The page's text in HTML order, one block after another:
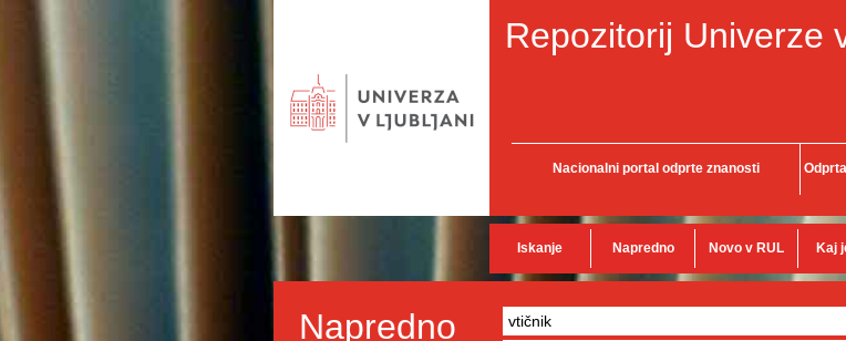
Repozitorij Univerze
Nacionalni portal odprte znanosti
Iskanje Napredno Novo v RUL Kaj
Napredno